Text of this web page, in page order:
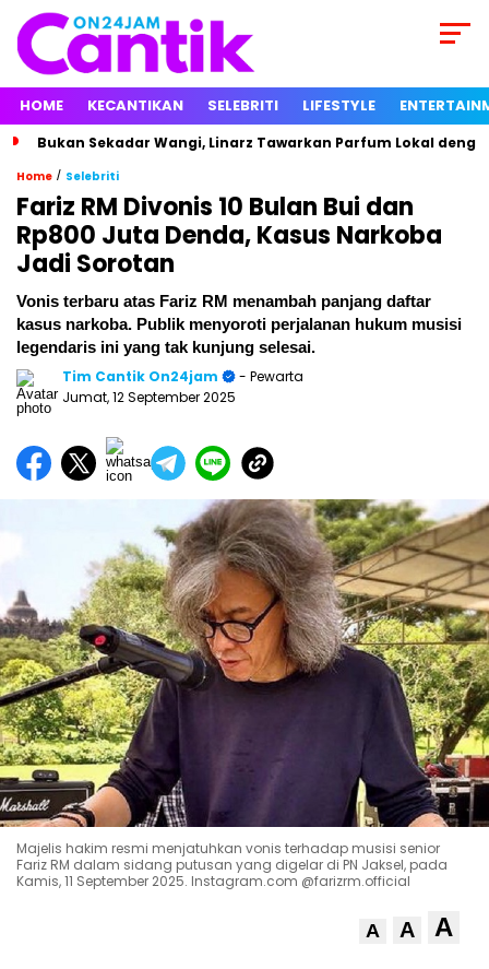
HOME KECANTIKAN SELEBRITI LIFESTYLE
Bukan Sekadar Wangi, Linarz Tawarkan Parfum Lokal
Home / Selebriti
Fariz RM Divonis 10 Bulan Bui dan
Rp800 Juta Denda, Kasus Narkoba
Jadi Sorotan
Vonis terbaru atas Fariz RM menambah panjang daftar
kasus narkoba. Publik menyoroti perjalanan hukum musisi
legendaris ini yang tak kunjung selesai.
Tim Cantik On24jam
- Pewarta
Jumat, 12 September 2025
Majelis hakim resmi menjatuhkan vonis terhadap musisi senior
Fariz RM dalam sidang putusan yang digelar di PN Jaksel, pada
Kamis, 11 September 2025. Instagram.com @farizrm.official
A A A